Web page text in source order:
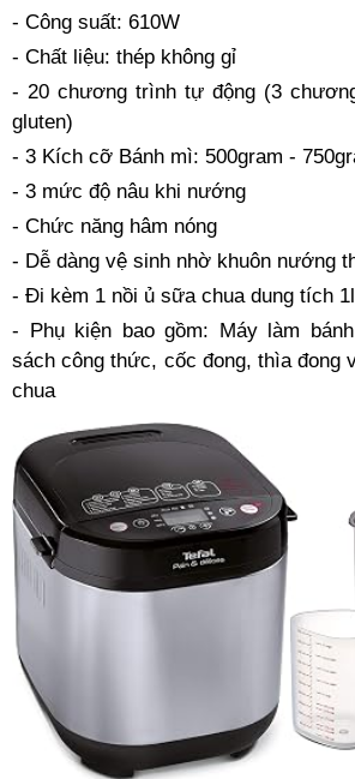
- Công suất: 610W
- Chất liệu: thép không gỉ
- 20 chương trình tự động (3
gluten)
- 3 Kích cỡ Bánh mì: 500gram -
- 3 mức độ nâu khi nướng
- Chức năng hâm nóng
- Dễ dàng vệ sinh nhờ khuôn nướng
- Đi kèm 1 nồi ủ sữa chua dung tích
- Phụ kiện bao gồm: Máy làm
sách công thức, cốc đong, thìa đong
chua